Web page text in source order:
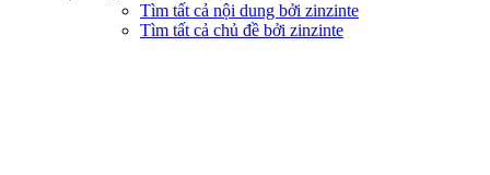
Tìm tất cả nội dung bởi zinzinte
Tìm tất cả chủ đề bởi zinzinte